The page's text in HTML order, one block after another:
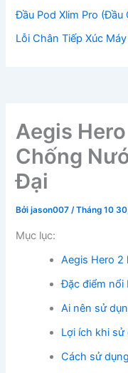
Aegis
Chống
Đại
Bởijason007/Tháng 10
Mục lục:
Aegis Hero 2
Đặc điểm nổi
Ai nên sử
Lợi ích khi sử
Cách sử
Đầu Pod Xlim Pro (Đầu
Lỗi Chân Tiếp Xúc